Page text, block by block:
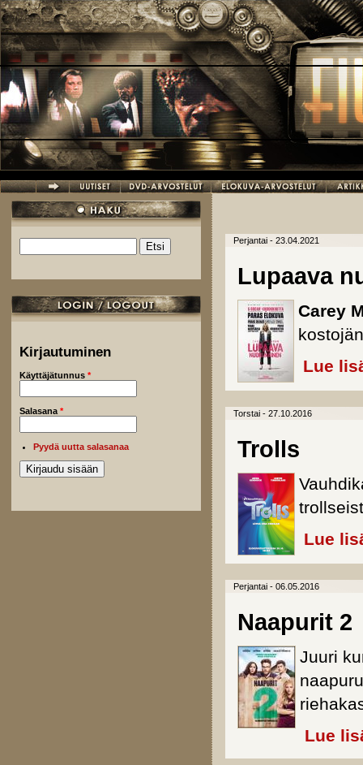
Hyppää pääsisältöön
Hakulomake
Kirjautuminen
Käyttäjätunnus *
Salasana *
Pyydä uutta salasanaa
Perjantai - 23.04.2021
Lupaava
Carey
Lue
Torstai - 27.10.2016
Trolls
Lue
Perjantai - 06.05.2016
Naapurit 2
Juuri
Lue